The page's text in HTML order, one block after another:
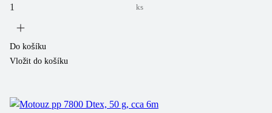
ks
Do košíku
Vložit do košíku